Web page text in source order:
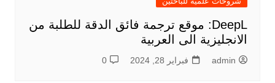
DeepL: موقع ترجمة فائق الدقة للطلبة من
الانجليزية الى العربية
admin فبراير 28, 2024 0